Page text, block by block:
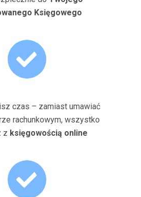
Księgowego
czas – zamiast umawiać
rachunkowym, wszystko
z księgowością online